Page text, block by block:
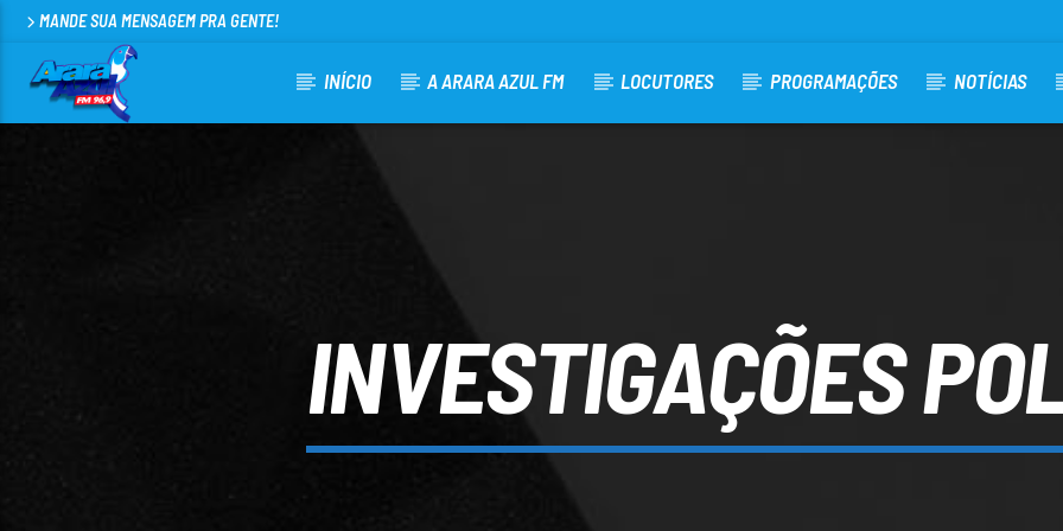
MANDE SUA MENSAGEM PRA GENTE!
INÍCIO A ARARA AZUL FM LOCUTORES PROGRAMAÇÕES NOTÍCIAS
INVESTIGAÇÕES